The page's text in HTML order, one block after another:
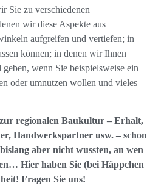
Sie zu verschiedenen
wir diese Aspekte aus
aufgreifen und vertiefen; in
können; in denen wir Ihnen
wenn Sie beispielsweise ein
oder umnutzen wollen und vieles
regionalen Baukultur – Erhalt,
Handwerkspartner usw. – schon
aber nicht wussten, an wen
Hier haben Sie (bei Häppchen
Fragen Sie uns!